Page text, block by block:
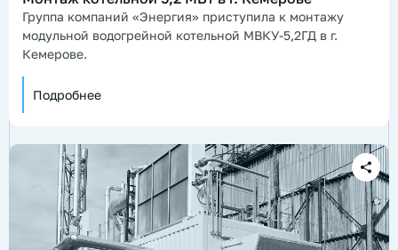
Группа компаний «Энергия» приступила к монтажу
модульной водогрейной котельной МВКУ-5,2ГД в г.
Кемерове.
Подробнее